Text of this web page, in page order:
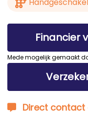
Financier
Mede mogelijk gemaakt
Direct contact